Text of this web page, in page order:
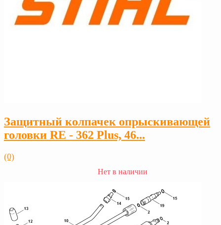
Защитный колпачек опрыскивающей
головки RE - 362 Plus, 46...
(0)
Нет в наличии